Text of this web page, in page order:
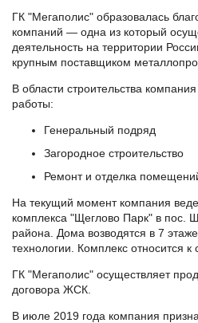
ГК "Мегаполис" образовалась
компаний — одна из который
деятельность на территории
крупным поставщиком
В области строительства
работы:
Генеральный подряд
Загородное строительство
Ремонт и отделка
На текущий момент компания
комплекса "Щеглово Парк" в пос.
района. Дома возводятся в 7
технологии. Комплекс относится к
ГК "Мегаполис" осуществляет
договора ЖСК.
В июле 2019 года компания